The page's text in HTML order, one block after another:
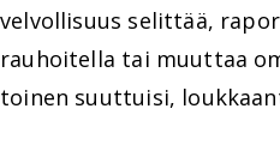
velvollisuus selittää,
rauhoitella tai muuttaa
toinen suuttuisi,